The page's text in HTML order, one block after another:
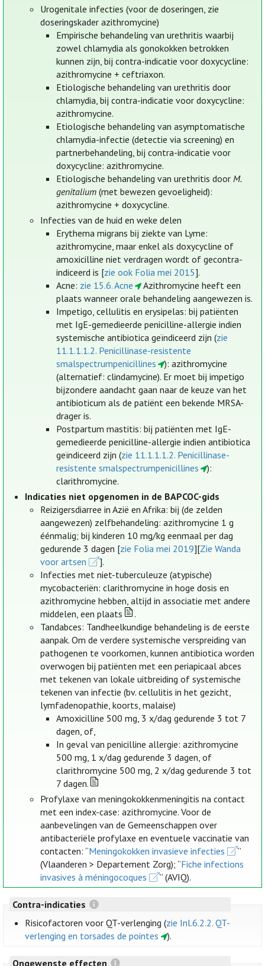
Urogenitale infecties (voor de doseringen, zie
doseringskader azithromycine)
Empirische behandeling van urethritis waarbij
zowel chlamydia als gonokokken betrokken
kunnen zijn, bij contra-indicatie voor doxycycline:
azithromycine + ceftriaxon.
Etiologische behandeling van urethritis door
chlamydia, bij contra-indicatie voor doxycycline:
azithromycine.
Etiologische behandeling van asymptomatische
chlamydia-infectie (detectie via screening) en
partnerbehandeling, bij contra-indicatie voor
doxycycline: azithromycine.
Etiologische behandeling van urethritis door M.
genitalium(met bewezen gevoeligheid):
azithromycine + doxycycline.
Infecties van de huid en weke delen
Erythema migrans bij ziekte van Lyme:
azithromycine, maar enkel als doxycycline of
amoxicilline niet verdragen wordt of gecontra-
indiceerd is [zie ook Folia mei 2015].
Acne: zie 15.6. Acne
Azithromycine heeft een
plaats wanneer orale behandeling aangewezen is.
Impetigo, cellulitis en erysipelas: bij patiënten
met IgE-gemedieerde penicilline-allergie indien
systemische antibiotica geïndiceerd zijn (zie
11.1.1.1.2. Penicillinase-resistente
smalspectrumpenicillines
): azithromycine
(alternatief: clindamycine). Er moet bij impetigo
bijzondere aandacht gaan naar de keuze van het
antibioticum als de patiënt een bekende MRSA-
drager is.
Postpartum mastitis: bij patiënten met IgE-
gemedieerde penicilline-allergie indien antibiotica
geïndiceerd zijn (zie 11.1.1.1.2. Penicillinase-
resistente smalspectrumpenicillines
):
clarithromycine.
Indicaties niet opgenomen in de BAPCOC-gids
Reizigersdiarree in Azië en Afrika: bij (de zelden
aangewezen) zelfbehandeling: azithromycine 1 g
éénmalig; bij kinderen 10 mg/kg eenmaal per dag
gedurende 3 dagen [zie Folia mei 2019][Zie Wanda
voor artsen
].
Infecties met niet-tuberculeuze (atypische)
mycobacteriën: clarithromycine in hoge dosis en
azithromycine hebben, altijd in associatie met andere
middelen, een plaats
.
Tandabces: Tandheelkundige behandeling is de eerste
aanpak. Om de verdere systemische verspreiding van
pathogenen te voorkomen, kunnen antibiotica worden
overwogen bij patiënten met een periapicaal abces
met tekenen van lokale uitbreiding of systemische
tekenen van infectie (bv. cellulitis in het gezicht,
lymfadenopathie, koorts, malaise)
Amoxicilline 500 mg, 3 x/dag gedurende 3 tot 7
dagen, of,
In geval van penicilline allergie: azithromycine
500 mg, 1 x/dag gedurende 3 dagen, of
clarithromycine 500 mg, 2 x/dag gedurende 3 tot
7 dagen.
Profylaxe van meningokokkenmeningitis na contact
met een index-case: azithromycine. Voor de
aanbevelingen van de Gemeenschappen over
antibacteriële profylaxe en eventuele vaccinatie van
contacten: “Meningokokken invasieve infecties
”
(Vlaanderen > Departement Zorg); “Fiche infections
invasives à méningocoques
” (AVIQ).
Contra-indicaties
Risicofactoren voor QT-verlenging (zie Inl.6.2.2. QT-
verlenging en torsades de pointes
).
Ongewenste effecten